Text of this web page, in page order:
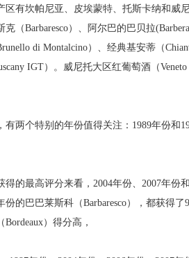
有坎帕尼亚、皮埃蒙特、托斯卡纳和威
（Barbaresco）、阿尔巴的巴贝拉
di Montalcino）、经典基安蒂（
IGT）。威尼托大区红葡萄酒（
个特别的年份值得关注：1989年份和
最高评分来看，2004年份、2007年份
份的巴巴莱斯科（Barbaresco），都获得
）得分高，